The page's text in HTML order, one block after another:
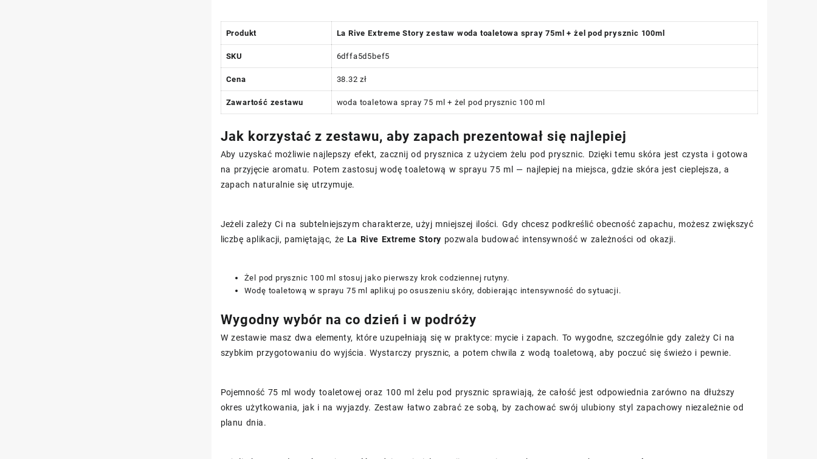
Produkt La Rive Extreme Story zestaw woda toaletowa spray 75ml + żel pod prysznic 100ml
SKU 6dffa5d5bef5
Cena 38.32 zł
Zawartość zestawu woda toaletowa spray 75 ml + żel pod prysznic 100 ml
Jak korzystać z zestawu, aby zapach prezentował się najlepiej
Aby uzyskać możliwie najlepszy efekt, zacznij od prysznica z użyciem żelu pod prysznic. Dzięki temu skóra jest czysta i gotowa
na przyjęcie aromatu. Potem zastosuj wodę toaletową w sprayu 75 ml — najlepiej na miejsca, gdzie skóra jest cieplejsza, a
zapach naturalnie się utrzymuje.
Jeżeli zależy Ci na subtelniejszym charakterze, użyj mniejszej ilości. Gdy chcesz podkreślić obecność zapachu, możesz zwiększyć
liczbę aplikacji, pamiętając, że La Rive Extreme Story pozwala budować intensywność w zależności od okazji.
Żel pod prysznic 100 ml stosuj jako pierwszy krok codziennej rutyny.
Wodę toaletową w sprayu 75 ml aplikuj po osuszeniu skóry, dobierając intensywność do sytuacji.
Wygodny wybór na co dzień i w podróży
W zestawie masz dwa elementy, które uzupełniają się w praktyce: mycie i zapach. To wygodne, szczególnie gdy zależy Ci na
szybkim przygotowaniu do wyjścia. Wystarczy prysznic, a potem chwila z wodą toaletową, aby poczuć się świeżo i pewnie.
Pojemność 75 ml wody toaletowej oraz 100 ml żelu pod prysznic sprawiają, że całość jest odpowiednia zarówno na dłuższy
okres użytkowania, jak i na wyjazdy. Zestaw łatwo zabrać ze sobą, by zachować swój ulubiony styl zapachowy niezależnie od
planu dnia.